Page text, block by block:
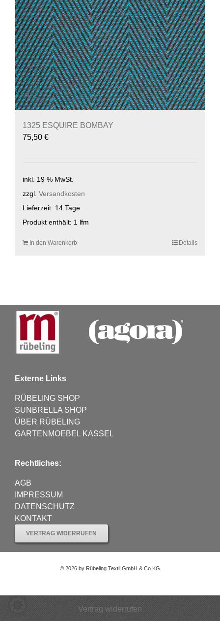
1325 ESQUIRE BOMBAY
75,50 €
inkl. 19 % MwSt.
zzgl. Versandkosten
Lieferzeit: 14 Tage
Produkt enthält: 1 lfm
In den Warenkorb Details
Externe Links
RÜBELING SHOP
SUNBRELLA SHOP
ÜBER RÜBELING
GARTENMOEBEL KASSEL
Rechtliches:
AGB
IMPRESSUM
DATENSCHUTZ
KONTAKT
VERTRAG WIDERRUFEN
© 2026 by Rübeling Textil GmbH & Co.KG
Vertrag widerrufen